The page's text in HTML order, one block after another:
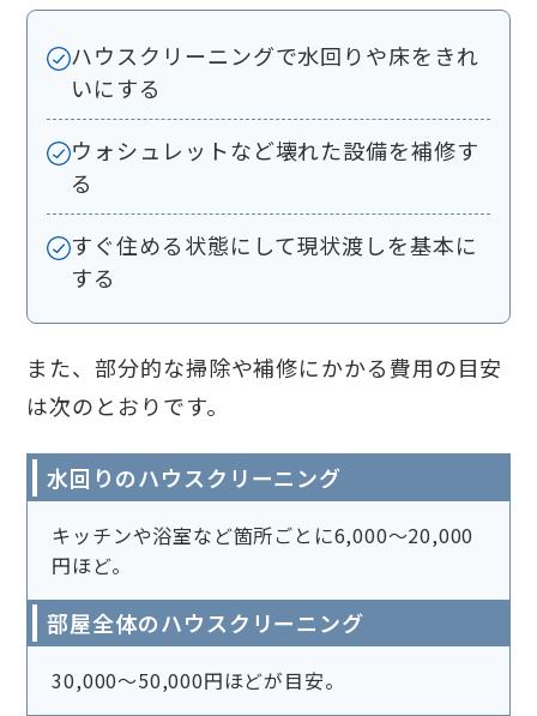
ハウスクリーニングで水回りや床をきれ
いにする
ウォシュレットなど壊れた設備を補修す
る
すぐ住める状態にして現状渡しを基本に
する
また、部分的な掃除や補修にかかる費用の目安
は次のとおりです。
水回りのハウスクリーニング
キッチンや浴室など箇所ごとに6,000〜20,000
円ほど。
部屋全体のハウスクリーニング
30,000〜50,000円ほどが目安。